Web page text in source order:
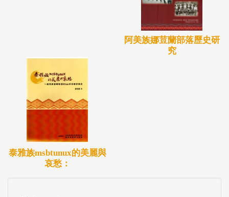
阿美族娜荳蘭部落歷史研
究
泰雅族msbtunux的美麗與
哀愁：